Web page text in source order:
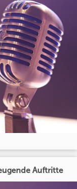
Auftritte